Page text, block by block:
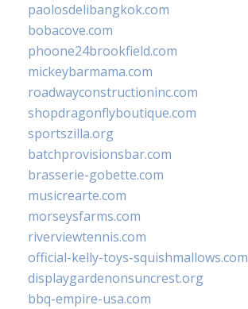
paolosdelibangkok.com
bobacove.com
phoone24brookfield.com
mickeybarmama.com
roadwayconstructioninc.com
shopdragonflyboutique.com
sportszilla.org
batchprovisionsbar.com
brasserie-gobette.com
musicrearte.com
morseysfarms.com
riverviewtennis.com
official-kelly-toys-squishmallows.com
displaygardenonsuncrest.org
bbq-empire-usa.com